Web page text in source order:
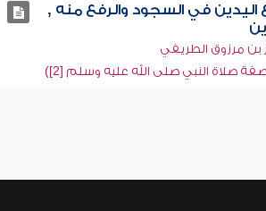
اليدين في السجود والرفع منه ,
بن مرزوق الطريفي
صلاة النبي صلى الله عليه وسلم [2])